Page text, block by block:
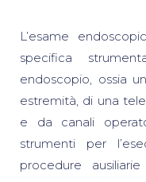
L’esame
specifica
endoscopio, ossia
estremità, di una
e da canali
strumenti per
procedure